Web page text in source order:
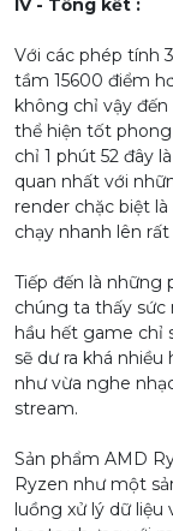
IV - Tổng kết :
Với các phép tính
tầm 15600 điểm
không chỉ vậy
thể hiện tốt phong
chỉ 1 phút 52 đây
quan nhất với
render chặc biệt
chạy nhanh lên
Tiếp đến là
chúng ta thấy sức
hầu hết game chỉ
sẽ dư ra khá
như vừa nghe
stream.
Sản phẩm AMD
Ryzen như một
luồng xử lý dữ liệu